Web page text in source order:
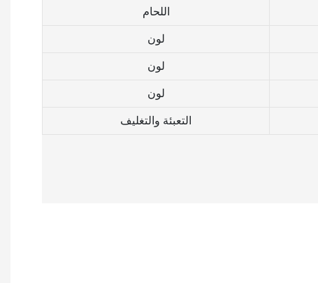
اللحام
لون
لون
لون
التعبئة والتغليف